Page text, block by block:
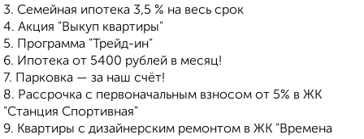
3. Семейная ипотека 3,5 % на весь срок
4. Акция "Выкуп квартиры"
5. Программа "Трейд-ин"
6. Ипотека от 5400 рублей в месяц!
7. Парковка — за наш счёт!
8. Рассрочка с первоначальным взносом от 5% в ЖК
"Станция Спортивная"
9. Квартиры с дизайнерским ремонтом в ЖК "Времена